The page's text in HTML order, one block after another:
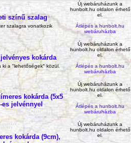
színű szalag
szalagra vonatkozik
Új webáruházunk a
hunbolt.hu oldalon érhető
el.
Átlépés a hunbolt.hu
webáruházba
kokárda
ki a "lehetőségek" közül.
Új webáruházunk a
hunbolt.hu oldalon érhető
el.
Átlépés a hunbolt.hu
webáruházba
kokárda (5x5
es jelvénnyel
Új webáruházunk a
hunbolt.hu oldalon érhető
el.
Átlépés a hunbolt.hu
webáruházba
kokárda (9cm),
Új webáruházunk a
hunbolt.hu oldalon érhető
el.